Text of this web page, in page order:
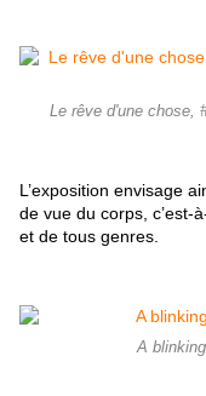
Le rêve d'une chose,
L’exposition envisage
de vue du corps, c’est-
et de tous genres.
A